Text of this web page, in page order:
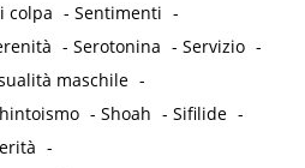
colpa -Sentimenti -
-Serotonina -Servizio -
maschile -
-Shoah -Sifilide -
-